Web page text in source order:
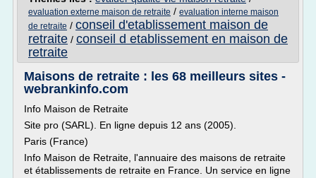
evaluation externe maison de retraite / evaluation interne maison
de retraite / conseil d'etablissement maison de
retraite / conseil d etablissement en maison de
retraite
Maisons de retraite : les 68 meilleurs sites -
webrankinfo.com
Info Maison de Retraite
Site pro (SARL). En ligne depuis 12 ans (2005).
Paris (France)
Info Maison de Retraite, l'annuaire des maisons de retraite
et établissements de retraite en France. Un service en ligne